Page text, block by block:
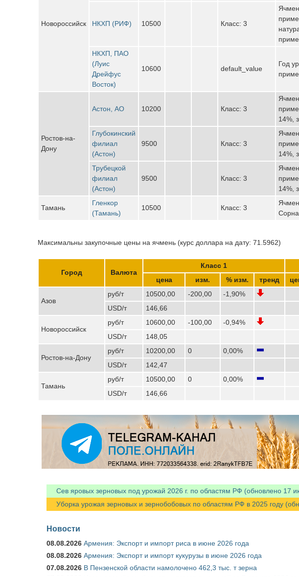
Новороссийск НКХП (РИФ) 10500 Класс: 3
НКХП, ПАО
(Луис
Дрейфус
Восток)
10600 default_value
Год
Ростов-на-
Дону
Астон, АО 10200 Класс: 3
14%,
Глубокинский
филиал
(Астон)
9500 Класс: 3
14%,
Трубецкой
филиал
(Астон)
9500 Класс: 3
14%,
Тамань
Гленкор
(Тамань)
10500 Класс: 3
Максимальны закупочные цены на ячмень (курс доллара на дату: 71.5962)
Город Валюта
Класс 1
цена
изм. % изм. тренд
Азов
руб/т 10500,00 -200,00
-1,90%
USD/т
146,66
Новороссийск
руб/т 10600,00 -100,00
-0,94%
USD/т
148,05
Ростов-на-Дону
руб/т 10200,00 0
0,00%
USD/т
142,47
Тамань
руб/т 10500,00 0
0,00%
USD/т
146,66
Сев яровых зерновых под урожай 2026 г. по областям РФ (обновлено 17
Уборка урожая зерновых и зернобобовых по областям РФ в 2025 году
Новости
08.08.2026 Армения: Экспорт и импорт риса в июне 2026 года
08.08.2026 Армения: Экспорт и импорт кукурузы в июне 2026 года
07.08.2026 В Пензенской области намолочено 462,3 тыс. т зерна